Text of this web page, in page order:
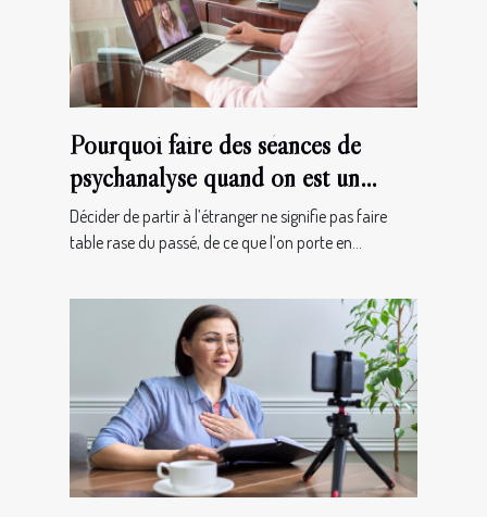
Pourquoi faire des séances de
psychanalyse quand on est un
français à l’étranger ?
Décider de partir à l’étranger ne signifie pas faire
table rase du passé, de ce que l’on porte en...